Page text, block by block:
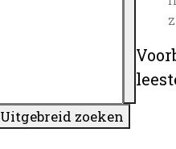
Uitgebreid zoeken